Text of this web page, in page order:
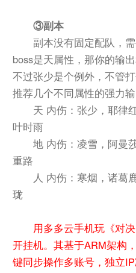
③副本
副本没有固定配队，
boss是天属性，那你的输
不过张少是个例外，不管
推荐几个不同属性的强力
天 内伤：张少，耶律
叶时雨
地 内伤：凌雪，阿曼
重路
人 内伤：寒烟，诸葛
珑
用多多云手机玩《对
开挂机。其基于ARM架构
键同步操作多账号，独立